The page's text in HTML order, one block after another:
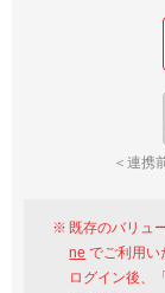
＜連携
既存のバリュ
ne でご利用い
ログイン後、「